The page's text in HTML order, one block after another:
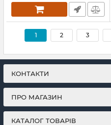
1 2 3
КОНТАКТИ
ПРО МАГАЗИН
КАТАЛОГ ТОВАРІВ